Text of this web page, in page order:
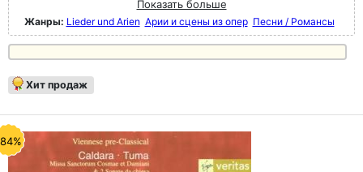
Показать больше
Жанры: Lieder und Arien Арии и сцены из опер Песни / Романсы
Хит продаж